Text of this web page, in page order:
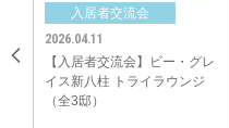
入居者交流会
2026.04.11
【入居者交流会】ビー・グレ
イス新八柱 トライラウンジ
（全3邸）